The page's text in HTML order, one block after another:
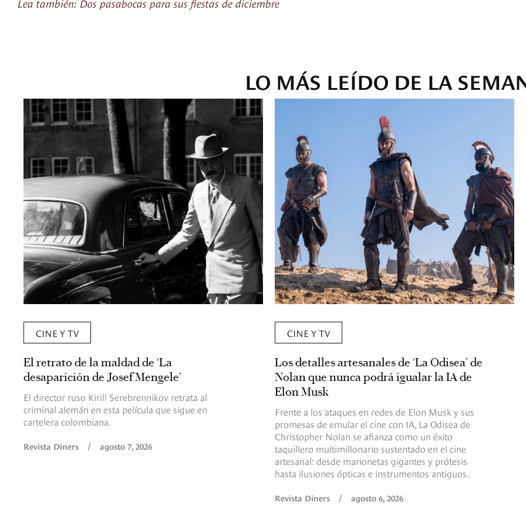
LO MÁS LEÍDO DE LA
CINE Y TV
El retrato de la maldad de ‘La
desaparición de Josef Mengele’
El director ruso Kirill Serebrennikov retrata al
criminal alemán en esta película que sigue en
cartelera colombiana.
Revista Diners / agosto 7, 2026
CINE Y TV
Los detalles artesanales de ‘La Odisea’ de
Nolan que nunca podrá igualar la IA de
Elon Musk
Frente a los ataques en redes de Elon Musk y sus
promesas de emular el cine con IA, La Odisea de
Christopher Nolan se afianza como un éxito
taquillero multimillonario sustentado en el cine
artesanal: desde marionetas gigantes y prótesis
hasta ilusiones ópticas e instrumentos antiguos.
Revista Diners / agosto 6, 2026